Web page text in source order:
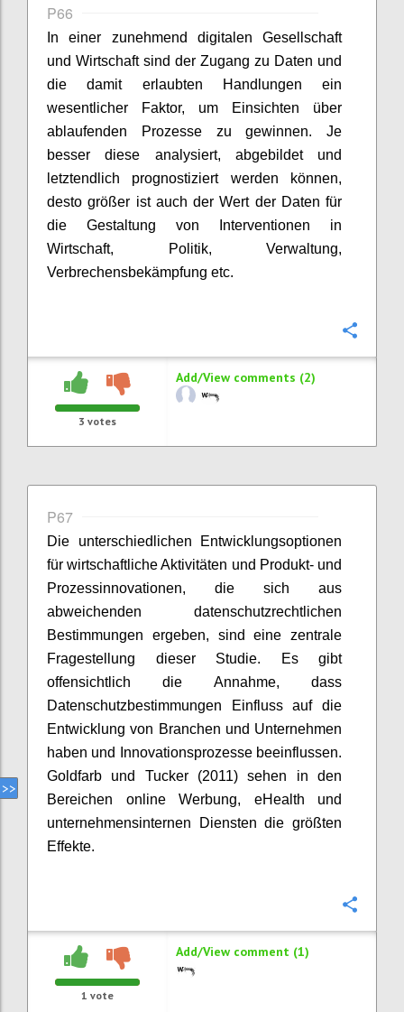
P66
In einer zunehmend digitalen Gesellschaft
und Wirtschaft sind der Zugang zu Daten und
die damit erlaubten Handlungen ein
wesentlicher Faktor, um Einsichten über
ablaufenden Prozesse zu gewinnen. Je
besser diese analysiert, abgebildet und
letztendlich prognostiziert werden können,
desto größer ist auch der Wert der Daten für
die Gestaltung von Interventionen in
Wirtschaft, Politik, Verwaltung,
Verbrechensbekämpfung etc.
3 votes
Add/View comments (2)
P67
Die unterschiedlichen Entwicklungsoptionen
für wirtschaftliche Aktivitäten und Produkt- und
Prozessinnovationen, die sich aus
abweichenden datenschutzrechtlichen
Bestimmungen ergeben, sind eine zentrale
Fragestellung dieser Studie. Es gibt
offensichtlich die Annahme, dass
Datenschutzbestimmungen Einfluss auf die
Entwicklung von Branchen und Unternehmen
haben und Innovationsprozesse beeinflussen.
Goldfarb und Tucker (2011) sehen in den
Bereichen online Werbung, eHealth und
unternehmensinternen Diensten die größten
Effekte.
1 vote
Add/View comment (1)